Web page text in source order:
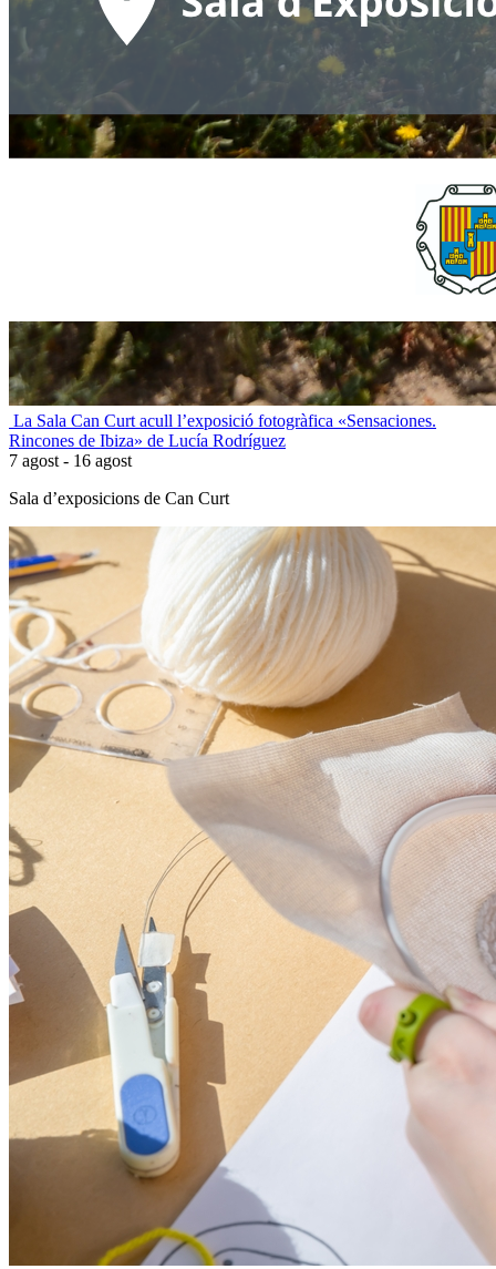
La Sala Can Curt acull l’exposició fotogràfica «Sensaciones.
Rincones de Ibiza» de Lucía Rodríguez
7 agost - 16 agost
Sala d’exposicions de Can Curt